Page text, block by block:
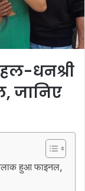
धनश्री
जानिए
हुआ फाइनल,